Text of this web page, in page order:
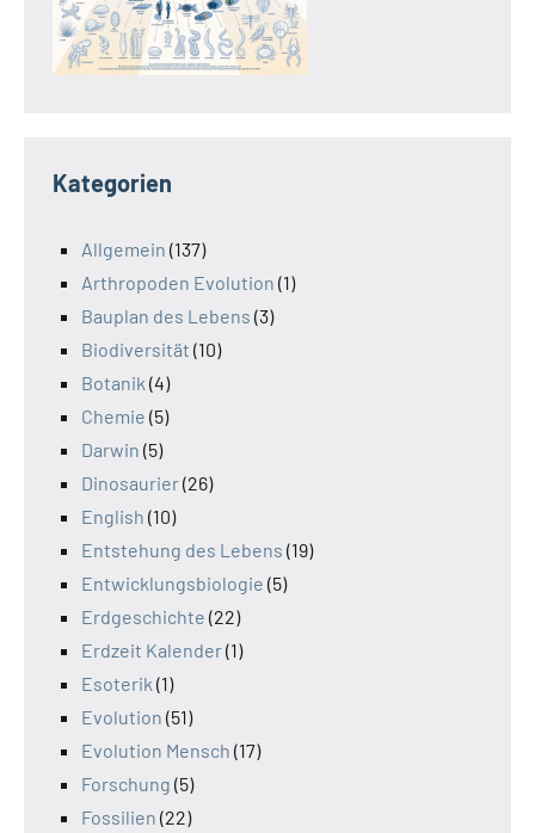
Kategorien
Allgemein (137)
Arthropoden Evolution (1)
Bauplan des Lebens (3)
Biodiversität (10)
Botanik (4)
Chemie (5)
Darwin (5)
Dinosaurier(26)
English (10)
Entstehung des Lebens (19)
Entwicklungsbiologie (5)
Erdgeschichte (22)
Erdzeit Kalender(1)
Esoterik (1)
Evolution (51)
Evolution Mensch (17)
Forschung (5)
Fossilien (22)